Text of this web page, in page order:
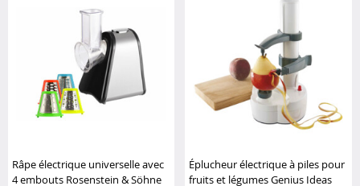
Râpe électrique universelle avec
4 embouts Rosenstein & Söhne
Éplucheur électrique à piles pour
fruits et légumes Genius Ideas